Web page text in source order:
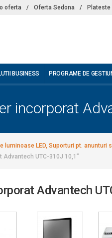
oferta / Oferta Sedona /
BUSINESS PROGRAME DE
incorporat
luminoase LED, Suporturi pt. anunturi
UTC-310J 10,1”
Advantech